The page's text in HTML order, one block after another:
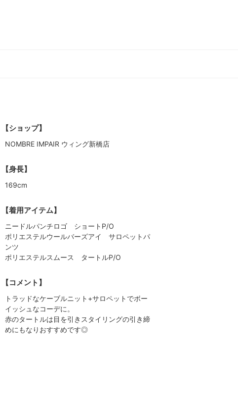
【ショップ】
NOMBRE IMPAIR ウィング新橋店
【身長】
169cm
【着用アイテム】
ニードルパンチロゴ ショートP/O
ポリエステルウールバーズアイ サロペットパ
ンツ
ポリエステルスムース タートルP/O
【コメント】
トラッドなケーブルニット+サロペットでボー
イッシュなコーデに。
赤のタートルは目を引きスタイリングの引き締
めにもなりおすすめです◎